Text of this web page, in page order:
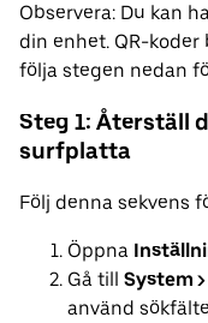
Observera: Du kan
din enhet. QR-
följa stegen nedan
Steg 1: Återställ
surfplatta
Följ denna sekvens
Öppna
Gå till System
använd